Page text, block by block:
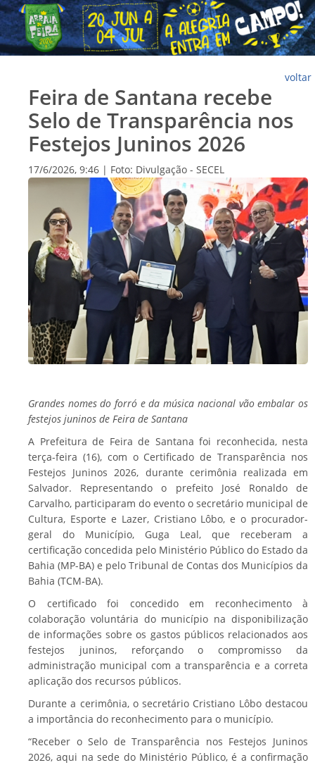
voltar
Feira de Santana recebe
Selo de Transparência nos
Festejos Juninos 2026
17/6/2026, 9:46 | Foto: Divulgação - SECEL
Grandes nomes do forró e da música nacional vão embalar os
festejos juninos de Feira de Santana
A Prefeitura de Feira de Santana foi reconhecida, nesta
terça-feira (16), com o Certificado de Transparência nos
Festejos Juninos 2026, durante cerimônia realizada em
Salvador. Representando o prefeito José Ronaldo de
Carvalho, participaram do evento o secretário municipal de
Cultura, Esporte e Lazer, Cristiano Lôbo, e o procurador-
geral do Município, Guga Leal, que receberam a
certificação concedida pelo Ministério Público do Estado da
Bahia (MP-BA) e pelo Tribunal de Contas dos Municípios da
Bahia (TCM-BA).
O certificado foi concedido em reconhecimento à
colaboração voluntária do município na disponibilização
de informações sobre os gastos públicos relacionados aos
festejos juninos, reforçando o compromisso da
administração municipal com a transparência e a correta
aplicação dos recursos públicos.
Durante a cerimônia, o secretário Cristiano Lôbo destacou
a importância do reconhecimento para o município.
“Receber o Selo de Transparência nos Festejos Juninos
2026, aqui na sede do Ministério Público, é a confirmação